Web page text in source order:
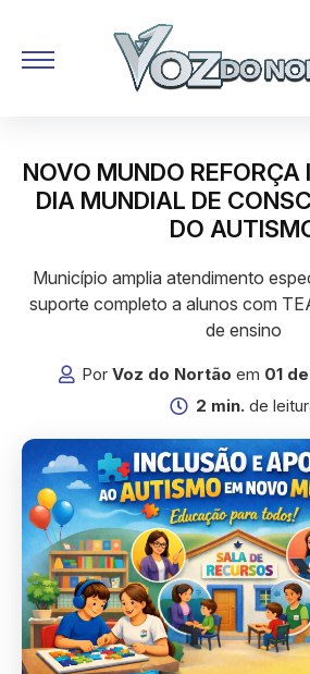
NOVO MUNDO REFORÇA
DIA MUNDIAL DE
DO
Município amplia atendimento
suporte completo a alunos com
de ensino
Por Voz do Nortão em 01
2 min. de